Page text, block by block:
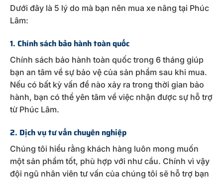
Dưới đây là 5 lý do mà bạn nên mua xe nâng tại Phúc
Lâm:
1. Chính sách bảo hành toàn quốc
Chính sách bảo hành toàn quốc trong 6 tháng giúp
bạn an tâm về sự bảo vệ của sản phẩm sau khi mua.
Nếu có bất kỳ vấn đề nào xảy ra trong thời gian bảo
hành, bạn có thể yên tâm về việc nhận được sự hỗ trợ
từ Phúc Lâm.
2. Dịch vụ tư vấn chuyên nghiệp
Chúng tôi hiểu rằng khách hàng luôn mong muốn
một sản phẩm tốt, phù hợp với như cầu. Chính vì vậy
đội ngũ nhân viên tư vấn của chúng tôi sẽ hỗ trợ bạn